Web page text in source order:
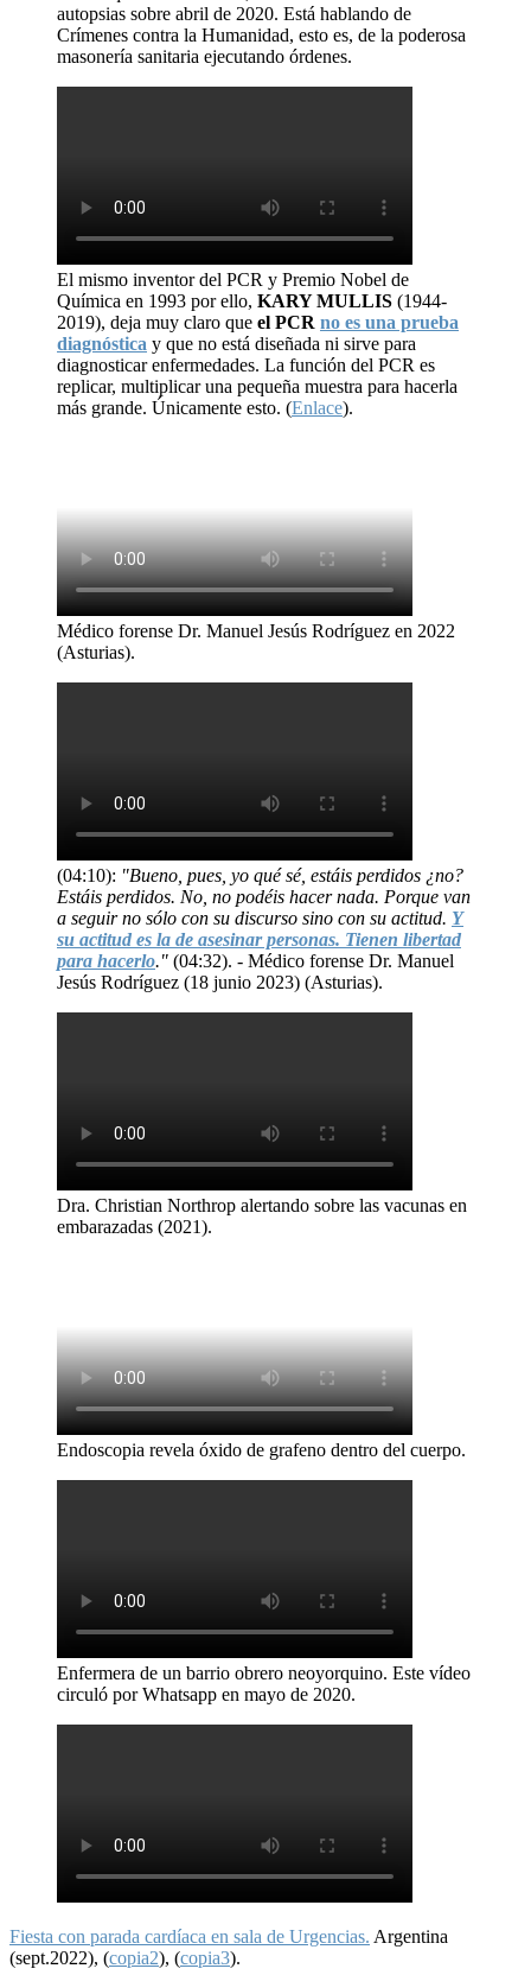
autopsias sobre abril de 2020. Está hablando de
Crímenes contra la Humanidad, esto es, de la poderosa
masonería sanitaria ejecutando órdenes.
El mismo inventor del PCR y Premio Nobel de
Química en 1993 por ello, KARY MULLIS (1944-
2019), deja muy claro que el PCR no es una prueba
diagnóstica y que no está diseñada ni sirve para
diagnosticar enfermedades. La función del PCR es
replicar, multiplicar una pequeña muestra para hacerla
más grande. Únicamente esto. (Enlace).
Médico forense Dr. Manuel Jesús Rodríguez en 2022
(Asturias).
(04:10): "Bueno, pues, yo qué sé, estáis perdidos ¿no?
Estáis perdidos. No, no podéis hacer nada. Porque van
a seguir no sólo con su discurso sino con su actitud. Y
su actitud es la de asesinar personas. Tienen libertad
para hacerlo." (04:32). - Médico forense Dr. Manuel
Jesús Rodríguez (18 junio 2023) (Asturias).
Dra. Christian Northrop alertando sobre las vacunas en
embarazadas (2021).
Endoscopia revela óxido de grafeno dentro del cuerpo.
Enfermera de un barrio obrero neoyorquino. Este vídeo
circuló por Whatsapp en mayo de 2020.
Fiesta con parada cardíaca en sala de Urgencias. Argentina
(sept.2022), (copia2), (copia3).